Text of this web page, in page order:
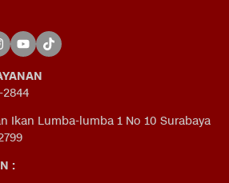
2844
Ikan Lumba-lumba 1 No 10 Surabaya
: